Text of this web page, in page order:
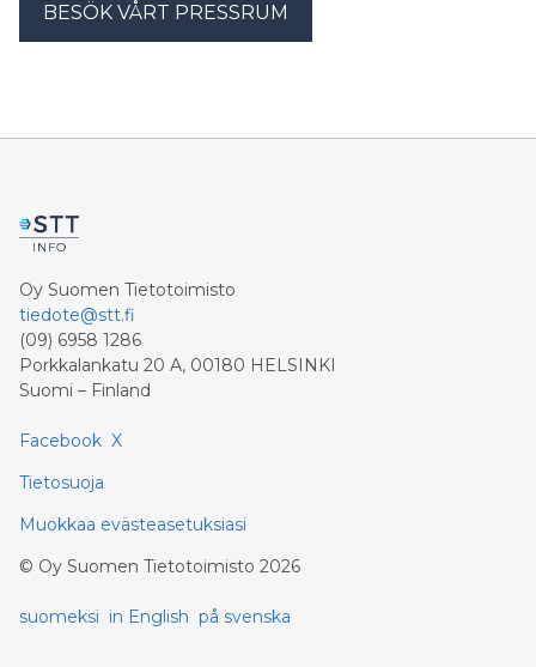
BESÖK VÅRT PRESSRUM
Oy Suomen Tietotoimisto
tiedote@stt.fi
(09) 6958 1286
Porkkalankatu 20 A, 00180 HELSINKI
Suomi – Finland
Facebook X
Tietosuoja
Muokkaa evästeasetuksiasi
© Oy Suomen Tietotoimisto 2026
suomeksi in English på svenska